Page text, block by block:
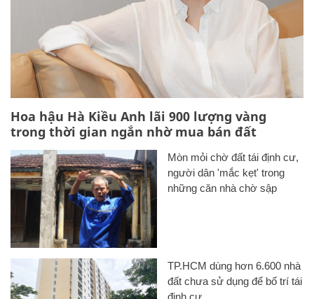
Hoa hậu Hà Kiều Anh lãi 900 lượng vàng
trong thời gian ngắn nhờ mua bán đất
Mòn mỏi chờ đất tái định cư,
người dân 'mắc kẹt' trong
những căn nhà chờ sập
TP.HCM dùng hơn 6.600 nhà
đất chưa sử dụng để bố trí tái
định cư